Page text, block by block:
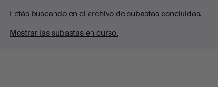
Estás buscando en el archivo de subastas concluidas.
Mostrar las subastas en curso.